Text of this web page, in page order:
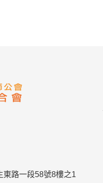
東路一段58號8樓之1